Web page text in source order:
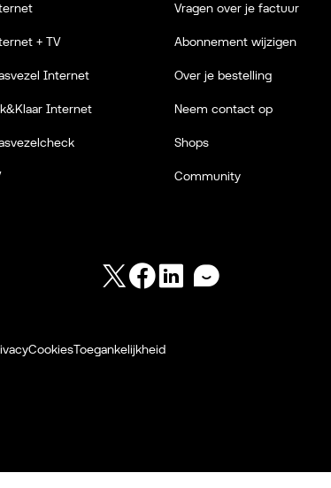
+ TV
Internet
Internet
Vragen over je factuur
Abonnement wijzigen
Over je bestelling
Neem contact op
Shops
Community
TwitterFacebookLinkedIn
CookiesToegankelijkheid